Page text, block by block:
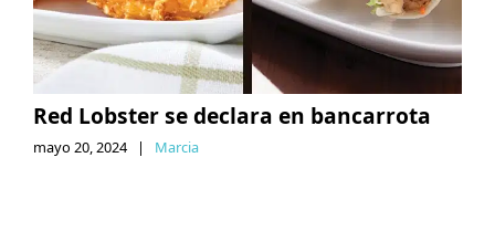
Red Lobster se declara en bancarrota
mayo 20, 2024 | Marcia